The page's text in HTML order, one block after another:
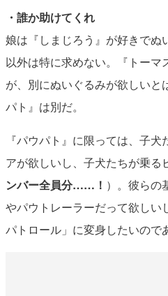
・誰か助けてくれ
娘は『しまじろう』が好きでぬ
以外は特に求めない。『トーマ
が、別にぬいぐるみが欲しいと
パト』は別だ。
『パウパト』に限っては、子
アが欲しいし、子犬たちが乗る
ンバー全員分……！ ）。彼らの
やパウトレーラーだって欲しい
パトロール」に変身したいので